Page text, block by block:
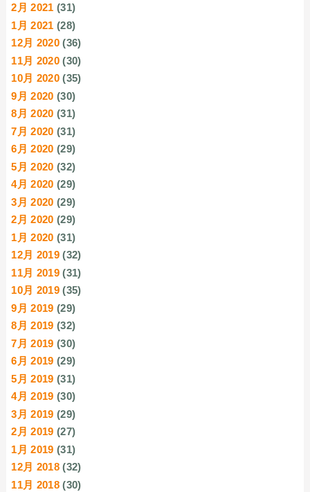
2月 2021 (31)
1月 2021 (28)
12月 2020 (36)
11月 2020 (30)
10月 2020 (35)
9月 2020 (30)
8月 2020 (31)
7月 2020 (31)
6月 2020 (29)
5月 2020 (32)
4月 2020 (29)
3月 2020 (29)
2月 2020 (29)
1月 2020 (31)
12月 2019 (32)
11月 2019 (31)
10月 2019 (35)
9月 2019 (29)
8月 2019 (32)
7月 2019 (30)
6月 2019 (29)
5月 2019 (31)
4月 2019 (30)
3月 2019 (29)
2月 2019 (27)
1月 2019 (31)
12月 2018 (32)
11月 2018 (30)